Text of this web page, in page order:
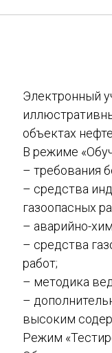
Электронный
объектах
В режиме
– требования
– средства
газоопасных
– аварийно-
– средства
работ;
– методика
–
высоким
Режим